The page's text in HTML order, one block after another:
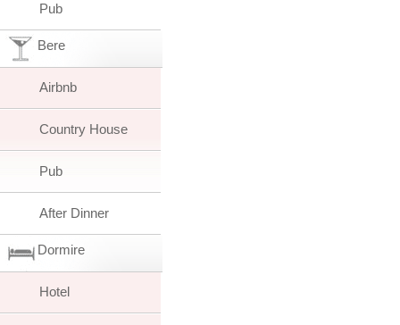
Pub
Bere
Airbnb
Country House
Pub
After Dinner
Dormire
Hotel